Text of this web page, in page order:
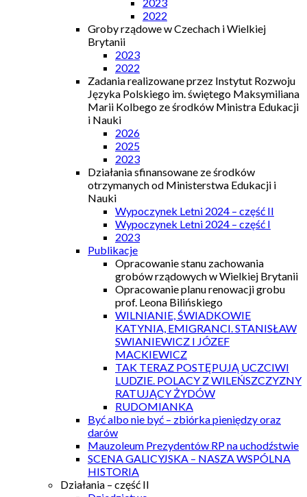
2022
Groby rządowe w Czechach i Wielkiej
Brytanii
2023
2022
Zadania realizowane przez Instytut Rozwoju
Języka Polskiego im. świętego Maksymiliana
Marii Kolbego ze środków Ministra Edukacji
i Nauki
2026
2025
2023
Działania sfinansowane ze środków
otrzymanych od Ministerstwa Edukacji i
Nauki
Wypoczynek Letni 2024 – część II
Wypoczynek Letni 2024 – część I
2023
Publikacje
Opracowanie stanu zachowania
grobów rządowych w Wielkiej Brytanii
Opracowanie planu renowacji grobu
prof. Leona Bilińskiego
WILNIANIE, ŚWIADKOWIE
KATYNIA, EMIGRANCI. STANISŁAW
SWIANIEWICZ I JÓZEF
MACKIEWICZ
TAK TERAZ POSTĘPUJĄ UCZCIWI
LUDZIE. POLACY Z WILEŃSZCZYZNY
RATUJĄCY ŻYDÓW
RUDOMIANKA
Być albo nie być – zbiórka pieniędzy oraz
darów
Mauzoleum Prezydentów RP na uchodźstwie
SCENA GALICYJSKA – NASZA WSPÓLNA
HISTORIA
Działania – część II